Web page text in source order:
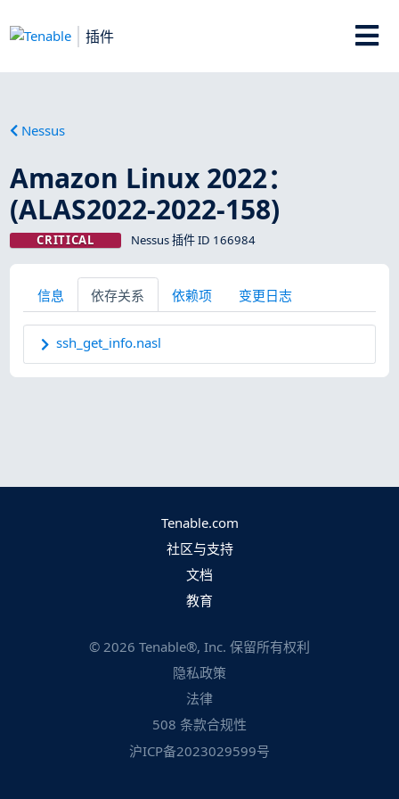
插件
Nessus
Amazon Linux 2022：
(ALAS2022-2022-158)
CRITICAL Nessus 插件 ID 166984
信息 依存关系 依赖项 变更日志
ssh_get_info.nasl
Tenable.com
社区与支持
文档
教育
© 2026 Tenable®, Inc. 保留所有权利
隐私政策
法律
508 条款合规性
沪ICP备2023029599号